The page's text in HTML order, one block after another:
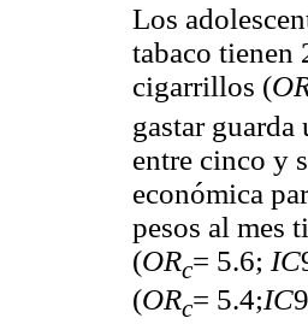
Los
tabaco tienen
cigarrillos (
gastar
entre cinco y
económica
pesos al mes
(ORc= 5.6; IC
(ORc= 5.4;IC